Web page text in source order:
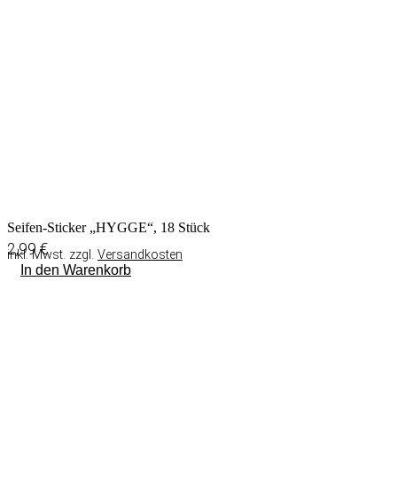
Seifen-Sticker „HYGGE“, 18 Stück
2,99€
inkl. Mwst. zzgl. Versandkosten
In den Warenkorb